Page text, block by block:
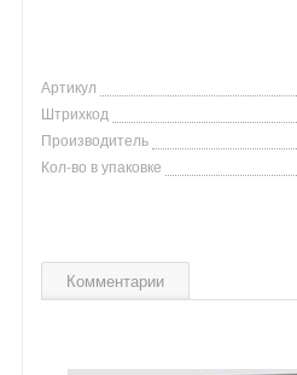
Артикул
Штрихкод
Производитель
Кол-во в упаковке
Комментарии